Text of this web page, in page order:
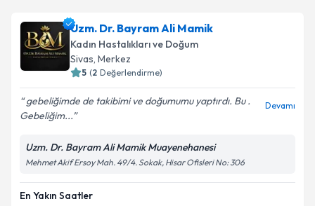
Uzm. Dr. Bayram Ali Mamik
Kadın Hastalıkları ve Doğum
Sivas, Merkez
5 (2 Değerlendirme)
gebeliğimde de takibimi ve doğumumu yaptırdı. Bu .
Gebeliğim...
Devamı
Uzm. Dr. Bayram Ali Mamik Muayenehanesi
Mehmet Akif Ersoy Mah. 49/4. Sokak, Hisar Ofisleri No: 306
En Yakın Saatler